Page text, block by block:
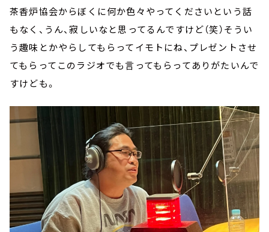
茶香炉協会からぼくに何か色々やってくださいという話
もなく、うん、寂しいなと思ってるんですけど（笑）そうい
う趣味とかやらしてもらってイモトにね、プレゼントさせ
てもらってこのラジオでも言ってもらってありがたいんで
すけども。